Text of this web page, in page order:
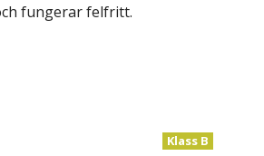
fungerar felfritt.
Klass B